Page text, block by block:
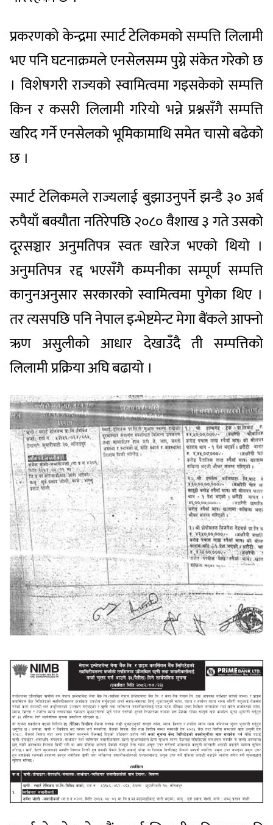
प्रकरणको केन्द्रमा स्मार्ट टेलिकमको सम्पत्ति लिलामी
भए पनि घटनाक्रमले एनसेलसम्म पुग्ने संकेत गरेको छ
। विशेषगरी राज्यको स्वामित्वमा गइसकेको सम्पत्ति
किन र कसरी लिलामी गरियो भन्ने प्रश्नसँगै सम्पत्ति
खरिद गर्ने एनसेलको भूमिकामाथि समेत चासो बढेको
छ ।
स्मार्ट टेलिकमले राज्यलाई बुझाउनुपर्ने झन्डै ३० अर्ब
रुपैयाँ बक्यौता नतिरेपछि २०८० वैशाख ३ गते उसको
दूरसञ्चार अनुमतिपत्र स्वतः खारेज भएको थियो ।
अनुमतिपत्र रद्द भएसँगै कम्पनीका सम्पूर्ण सम्पत्ति
कानुनअनुसार सरकारको स्वामित्वमा पुगेका थिए ।
तर त्यसपछि पनि नेपाल इन्भेष्टमेन्ट मेगा बैंकले आफ्नो
ऋण असुलीको आधार देखाउँदै ती सम्पत्तिको
लिलामी प्रक्रिया अघि बढायो ।